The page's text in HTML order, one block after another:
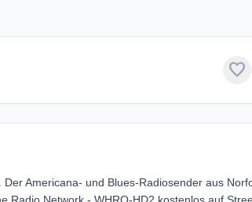
favorite
Americana- und Blues-Radiosender aus